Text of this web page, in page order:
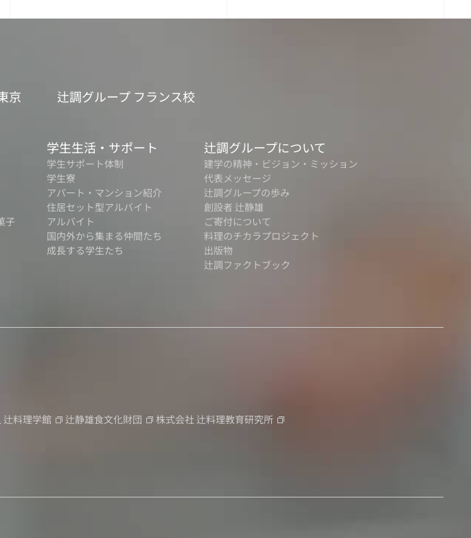
京
辻調グループ フランス校
子
学生生活・サポート
学生サポート体制
学生寮
アパート・マンション紹介
住居セット型アルバイト
アルバイト
国内外から集まる仲間たち
成長する学生たち
辻調グループについて
建学の精神・ビジョン・ミッション
代表メッセージ
辻調グループの歩み
創設者 辻静雄
ご寄付について
料理のチカラプロジェクト
出版物
辻調ファクトブック
辻料理学館 辻静雄食文化財団 株式会社 辻料理教育研究所